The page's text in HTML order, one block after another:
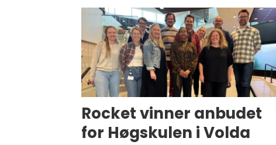
Rocket vinner anbudet
for Høgskulen i Volda